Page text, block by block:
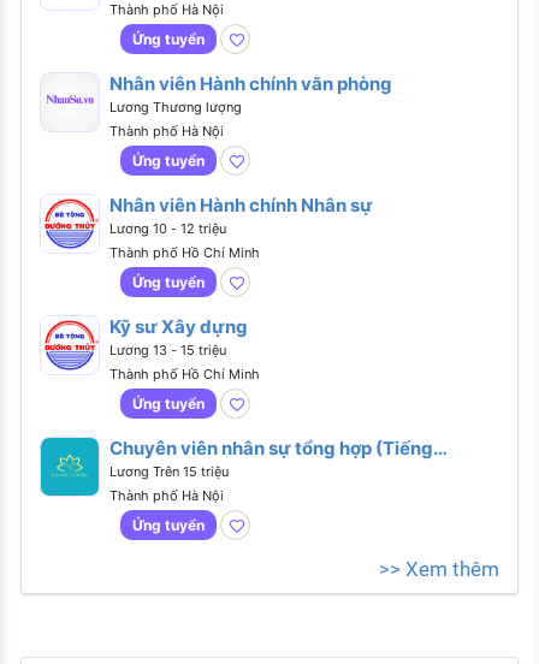
Thành phố Hà Nội
Ứng tuyển
Nhân viên Hành chính văn phòng
Lương Thương lượng
Thành phố Hà Nội
Ứng tuyển
Nhân viên Hành chính Nhân sự
Lương 10 - 12 triệu
Thành phố Hồ Chí Minh
Ứng tuyển
Kỹ sư Xây dựng
Lương 13 - 15 triệu
Thành phố Hồ Chí Minh
Ứng tuyển
Chuyên viên nhân sự tổng hợp (Tiếng
Anh giao tiếp)
Lương Trên 15 triệu
Thành phố Hà Nội
Ứng tuyển
>> Xem thêm